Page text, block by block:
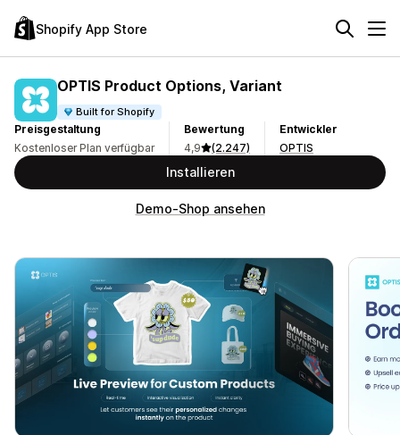
Shopify App Store
OPTIS Product Options, Variant
Built for Shopify
Preisgestaltung
Kostenloser Plan verfügbar
Bewertung
4,9
(2.247)
Entwickler
OPTIS
Installieren
Demo-Shop ansehen